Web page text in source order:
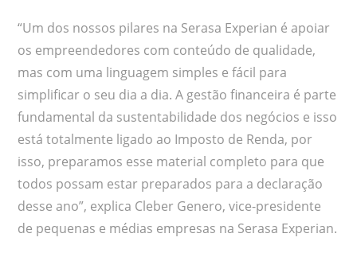
“Um dos nossos pilares na Serasa Experian é apoiar
os empreendedores com conteúdo de qualidade,
mas com uma linguagem simples e fácil para
simplificar o seu dia a dia. A gestão financeira é parte
fundamental da sustentabilidade dos negócios e isso
está totalmente ligado ao Imposto de Renda, por
isso, preparamos esse material completo para que
todos possam estar preparados para a declaração
desse ano”, explica Cleber Genero, vice-presidente
de pequenas e médias empresas na Serasa Experian.